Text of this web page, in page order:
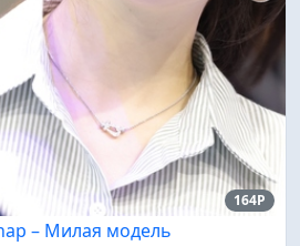
164P
– Милая модель